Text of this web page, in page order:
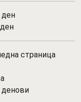
ден
страница
денови